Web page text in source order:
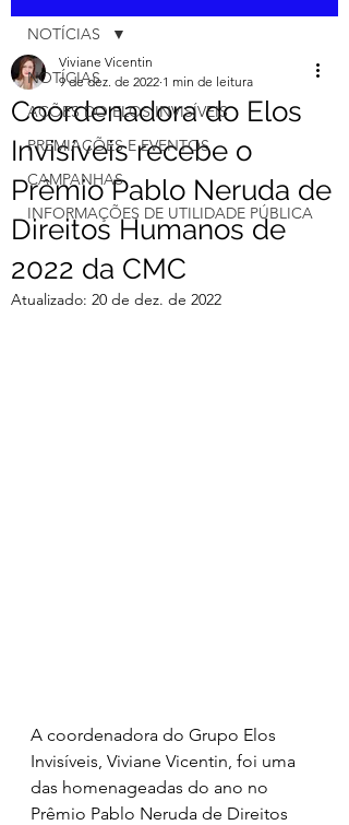
NOTÍCIAS
AÇÕES DO ELOS INVISÍVEIS
PREMIAÇÕES E EVENTOS
CAMPANHAS
INFORMAÇÕES DE UTILIDADE PÚBLICA
NOTÍCIAS
Coordenadora do Elos
Invisíveis recebe o
Prêmio Pablo Neruda de
Direitos Humanos de
2022 da CMC
Viviane Vicentin
9 de dez. de 2022 1 min de leitura
Atualizado: 20 de dez. de 2022
A coordenadora do Grupo Elos
Invisíveis, Viviane Vicentin, foi uma
das homenageadas do ano no
Prêmio Pablo Neruda de Direitos